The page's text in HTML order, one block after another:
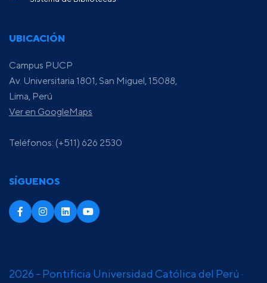
UBICACIÓN
Campus PUCP
Av. Universitaria 1801, San Miguel, 15088,
Lima, Perú
Ver en GoogleMaps
Teléfonos: (+511) 626 2530
SÍGUENOS
2026 - Pontificia Universidad Católica del Perú ·